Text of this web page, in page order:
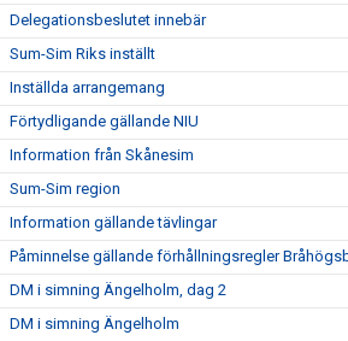
Delegationsbeslutet innebär
Sum-Sim Riks inställt
Inställda arrangemang
Förtydligande gällande NIU
Information från Skånesim
Sum-Sim region
Information gällande tävlingar
Påminnelse gällande förhållningsregler
DM i simning Ängelholm, dag 2
DM i simning Ängelholm